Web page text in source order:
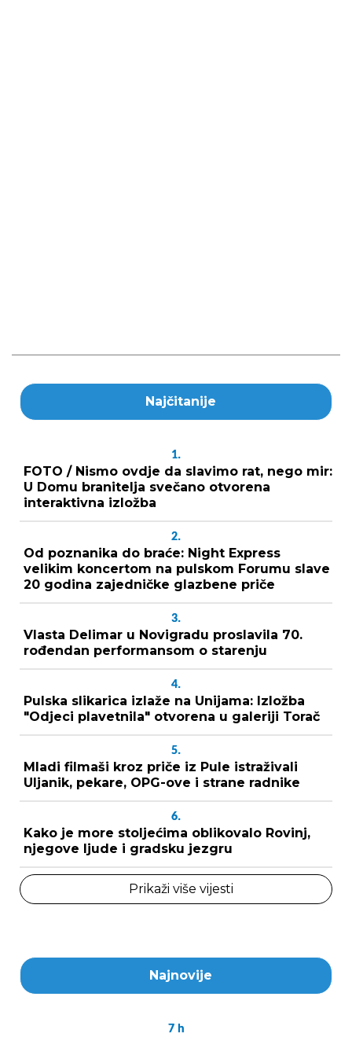
Najčitanije
1.
FOTO / Nismo ovdje da slavimo rat, nego mir:
U Domu branitelja svečano otvorena
interaktivna izložba
2.
Od poznanika do braće: Night Express
velikim koncertom na pulskom Forumu slave
20 godina zajedničke glazbene priče
3.
Vlasta Delimar u Novigradu proslavila 70.
rođendan performansom o starenju
4.
Pulska slikarica izlaže na Unijama: Izložba
"Odjeci plavetnila" otvorena u galeriji Torač
5.
Mladi filmaši kroz priče iz Pule istraživali
Uljanik, pekare, OPG-ove i strane radnike
6.
Kako je more stoljećima oblikovalo Rovinj,
njegove ljude i gradsku jezgru
Prikaži više vijesti
Najnovije
7 h